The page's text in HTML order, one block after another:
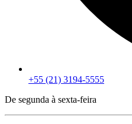
+55 (21) 3194-5555
De segunda à sexta-feira